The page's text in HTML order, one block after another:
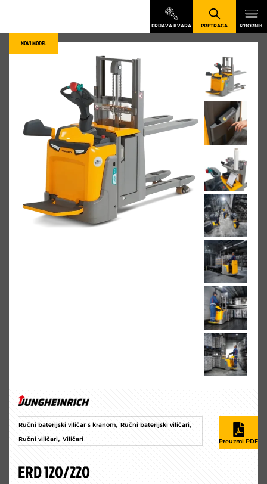
NOVI MODEL
Ručni baterijski viličar s kranom, Ručni baterijski viličari,
Ručni viličari, Viličari
ERD 120/220